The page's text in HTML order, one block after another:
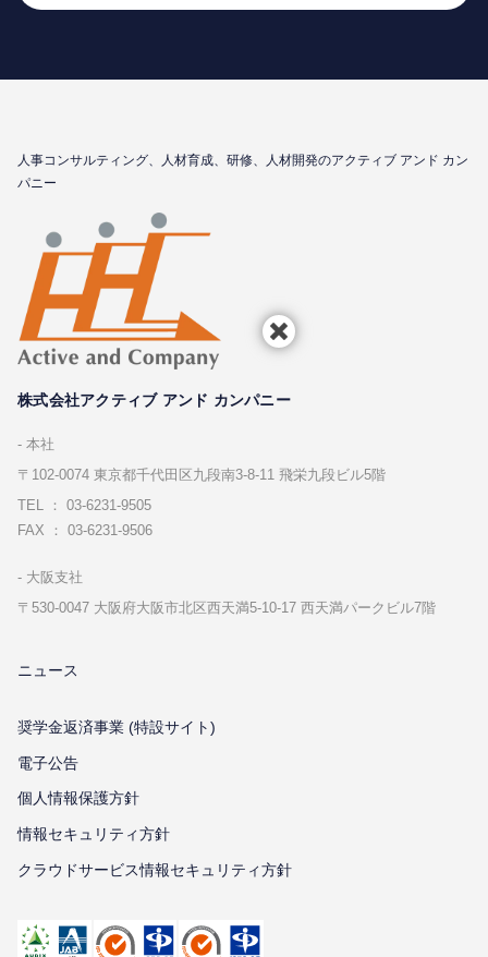
⼈事コンサルティング、⼈材育成、研修、⼈材開発のアクティブ アンド カン
パニー
株式会社アクティブ アンド カンパニー
本社
〒102-0074 東京都千代⽥区九段南3-8-11 飛栄九段ビル5階
TEL ： 03-6231-9505
FAX ： 03-6231-9506
⼤阪⽀社
〒530-0047 ⼤阪府⼤阪市北区⻄天満5-10-17 ⻄天満パークビル7階
ニュース
奨学金返済事業 (特設サイト)
電子公告
個⼈情報保護⽅針
情報セキュリティ⽅針
クラウドサービス情報セキュリティ方針